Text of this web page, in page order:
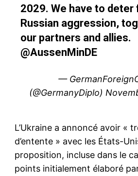
2029. We have to
Russian aggression,
our partners and allies.
@AussenMinDE
—
(@GermanyDiplo)
L’Ukraine a annoncé avoir «
d’entente » avec les États-
proposition, incluse dans le
points initialement élaboré